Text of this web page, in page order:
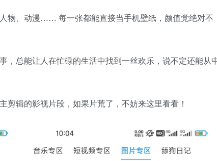
物、动漫…… 每一张都能直接当手机壁纸，颜值党绝对不
，总能让人在忙碌的生活中找到一丝欢乐，说不定还能从
剪辑的影视片段，如果片荒了，不妨来这里看看！